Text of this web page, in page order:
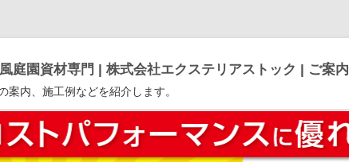
庭園資材専門 | 株式会社エクステリアストック | ご案内
案内、施工例などを紹介します。